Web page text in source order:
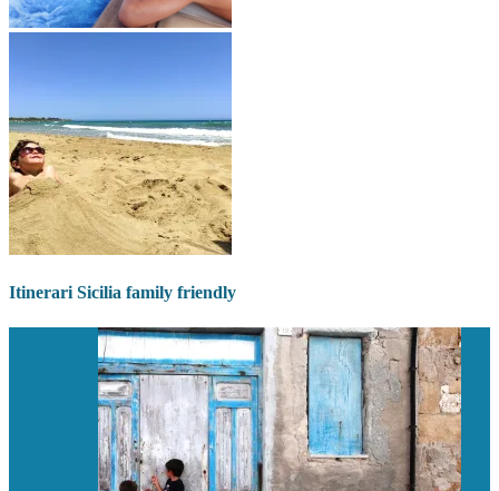
Itinerari Sicilia family friendly